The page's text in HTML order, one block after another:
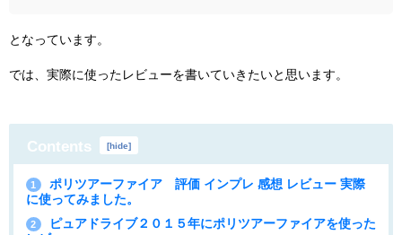
となっています。
では、実際に使ったレビューを書いていきたいと思います。
Contents [hide]
1
ポリツアーファイア 評価 インプレ 感想 レビュー 実際
に使ってみました。
2
ピュアドライブ２０１５年にポリツアーファイアを使った